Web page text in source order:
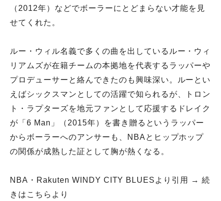
（2012年）などでボーラーにとどまらない才能を見
せてくれた。
ルー・ウィル名義で多くの曲を出しているルー・ウィ
リアムズが在籍チームの本拠地を代表するラッパーや
プロデューサーと絡んできたのも興味深い。ルーとい
えばシックスマンとしての活躍で知られるが、トロン
ト・ラプターズを地元ファンとして応援するドレイク
が「6 Man」（2015年）を書き贈るというラッパー
からボーラーへのアンサーも、NBAとヒップホップ
の関係が成熟した証として胸が熱くなる。
NBA・Rakuten WINDY CITY BLUESより引用 →続
きはこちらより